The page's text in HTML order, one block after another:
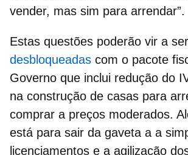
vender, mas sim para arrendar”.
Estas questões poderão vir a ser
desbloqueadas com o pacote
Governo que inclui redução do
na construção de casas para
comprar a preços moderados.
está para sair da gaveta a a
licenciamentos e a agilização